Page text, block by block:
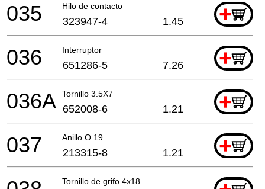
Hilo de contacto +
035 323947-4 1.45
Interruptor +
036 651286-5 7.26
Tornillo 3.5X7 +
036A 652008-6 1.21
Anillo O 19 +
037 213315-8 1.21
Tornillo de grifo 4x18